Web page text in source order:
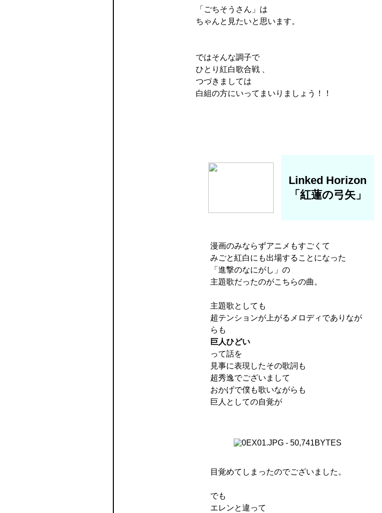
「ごちそうさん」は
ちゃんと見たいと思います。
ではそんな調子で
ひとり紅白歌合戦 、
つづきましては
白組の方にいってまいりましょう！！
Linked Horizon
「紅蓮の弓矢」
漫画のみならずアニメもすごくて
みごと紅白にも出場することになった
「進撃のなにがし」の
主題歌だったのがこちらの曲。
主題歌としても
超テンションが上がるメロディでありなが
らも
巨人ひどい
って話を
見事に表現したその歌詞も
超秀逸でございまして
おかげで僕も歌いながらも
巨人としての自覚が
目覚めてしまったのでございました。
でも
エレンと違って